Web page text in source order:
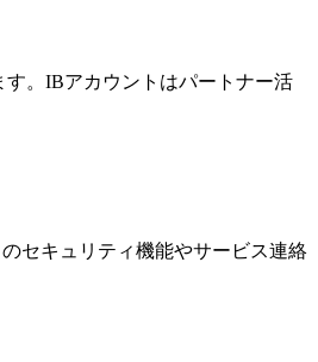
。IBアカウントはパートナー活
セキュリティ機能やサービス連絡